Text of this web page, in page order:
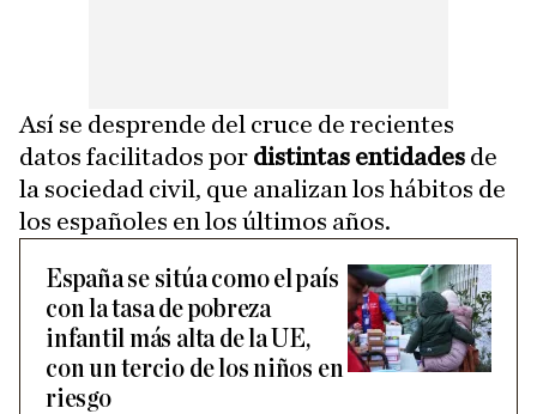
Así se desprende del cruce de recientes
datos facilitados por distintas entidades de
la sociedad civil, que analizan los hábitos de
los españoles en los últimos años.
España se sitúa como el país
con la tasa de pobreza
infantil más alta de la UE,
con un tercio de los niños en
riesgo